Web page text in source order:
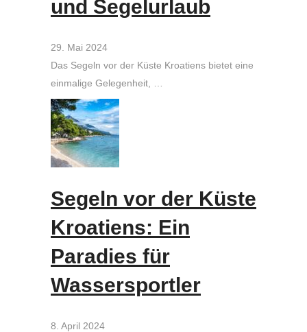
und Segelurlaub
29. Mai 2024
Das Segeln vor der Küste Kroatiens bietet eine
einmalige Gelegenheit, …
Segeln vor der Küste
Kroatiens: Ein
Paradies für
Wassersportler
8. April 2024